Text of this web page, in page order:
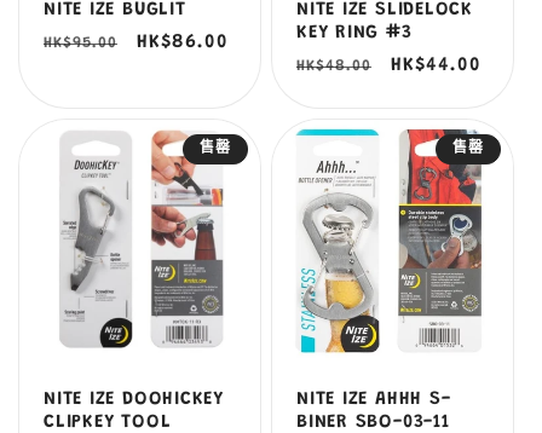
NITE IZE BUGLIT
定
HK$95.00
售
HK$86.00
NITE IZE SLIDELOCK
KEY RING #3
定
HK$48.00
售
HK$44.00
售罄
NITE IZE DOOHICKEY
CLIPKEY TOOL
售罄
NITE IZE AHHH S-
BINER SBO-03-11